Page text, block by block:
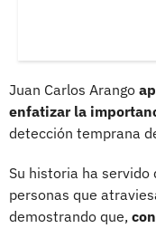
Juan Carlos Arango
enfatizar la
detección temprana
Su historia ha
personas que
demostrando que,